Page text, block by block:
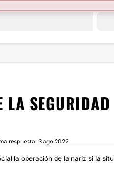
LA
respuesta: 3 ago 2022
la operación de la nariz si la